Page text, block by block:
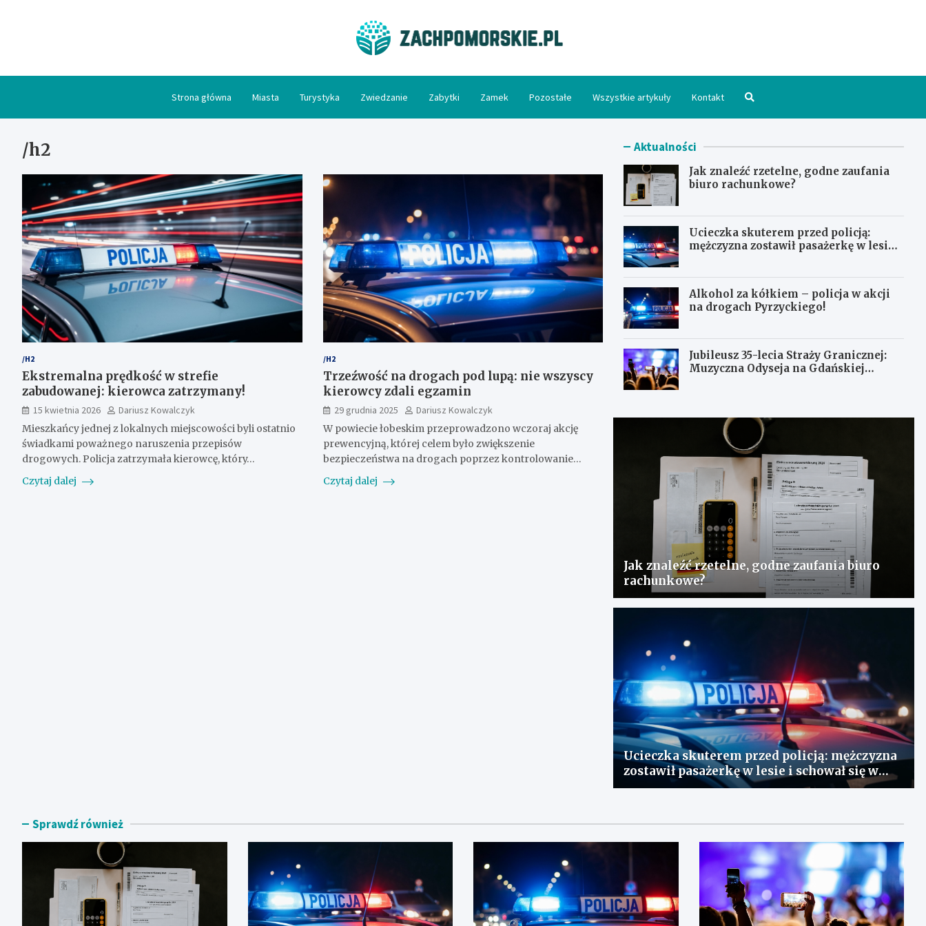
Strona główna Miasta Turystyka Zwiedzanie Zabytki Zamek Pozostałe Wszystkie artykuły Kontakt
/h2
/H2
Ekstremalna prędkość w strefie
zabudowanej: kierowca zatrzymany!
15 kwietnia 2026
Dariusz Kowalczyk
Mieszkańcy jednej z lokalnych miejscowości byli ostatnio
świadkami poważnego naruszenia przepisów
drogowych. Policja zatrzymała kierowcę, który…
Czytaj dalej
/H2
Trzeźwość na drogach pod lupą: nie wszyscy
kierowcy zdali egzamin
29 grudnia 2025
Dariusz Kowalczyk
W powiecie łobeskim przeprowadzono wczoraj akcję
prewencyjną, której celem było zwiększenie
bezpieczeństwa na drogach poprzez kontrolowanie…
Czytaj dalej
Aktualności
Jak znaleźć rzetelne, godne zaufania
biuro rachunkowe?
Ucieczka skuterem przed policją:
mężczyzna zostawił pasażerkę w lesie i
Alkohol za kółkiem – policja w akcji
na drogach Pyrzyckiego!
Jubileusz 35-lecia Straży Granicznej:
Muzyczna Odyseja na Gdańskiej
Jak znaleźć rzetelne, godne zaufania biuro
rachunkowe?
Ucieczka skuterem przed policją: mężczyzna
zostawił pasażerkę w lesie i schował się w
lodówce
Sprawdź również